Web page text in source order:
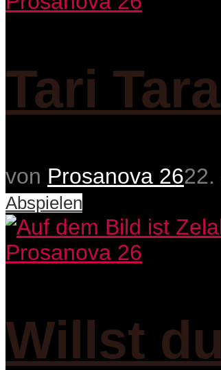
Tari
von Prosanova 2622.
Abspielen
Prosanova 26
Willst